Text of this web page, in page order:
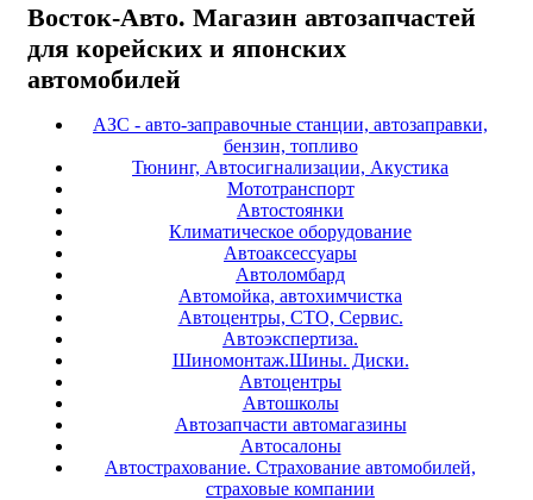
Восток-Авто. Магазин автозапчастей
для корейских и японских
автомобилей
АЗС - авто-заправочные станции, автозаправки,
бензин, топливо
Тюнинг, Автосигнализации, Акустика
Мототранспорт
Автостоянки
Климатическое оборудование
Автоаксессуары
Автоломбард
Автомойка, автохимчистка
Автоцентры, СТО, Сервис.
Автоэкспертиза.
Шиномонтаж.Шины. Диски.
Автоцентры
Автошколы
Автозапчасти автомагазины
Автосалоны
Автострахование. Страхование автомобилей,
страховые компании